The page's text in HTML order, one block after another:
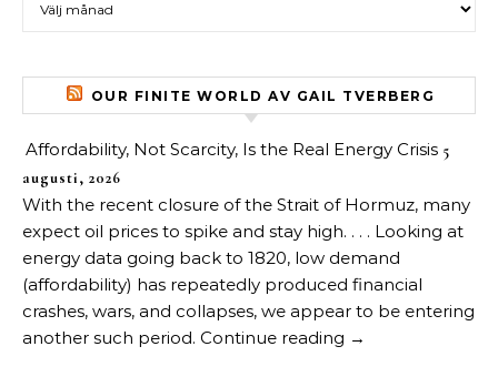
OUR FINITE WORLD AV GAIL TVERBERG
Affordability, Not Scarcity, Is the Real Energy Crisis 5
augusti, 2026
With the recent closure of the Strait of Hormuz, many
expect oil prices to spike and stay high. . . . Looking at
energy data going back to 1820, low demand
(affordability) has repeatedly produced financial
crashes, wars, and collapses, we appear to be entering
another such period. Continue reading →